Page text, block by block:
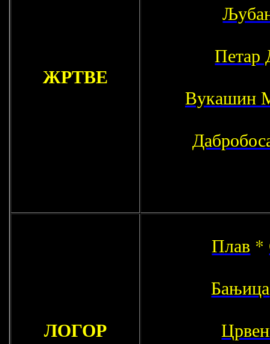
ЖРТВЕ
Петар
Вукашин
ЛОГОР
Плав *
Бањица